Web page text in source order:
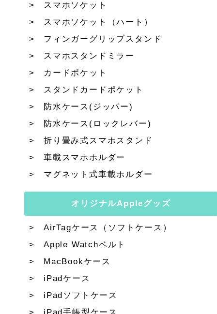
スマホソケット
スマホソケット（ハート）
フィンガーグリップスタンド
スマホスタンドミラー
カードポケット
スタンドカードポケット
防水ケース(ジッパー)
防水ケース(ロックレバー)
折り畳み式スマホスタンド
車載スマホホルダー
マグネット式車載ホルダー
オリジナルAppleグッズ
AirTagケース（ソフトケース）
Apple Watchベルト
MacBookケース
iPadケース
iPadソフトケース